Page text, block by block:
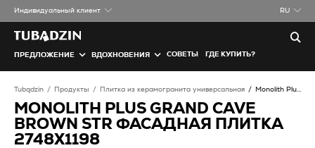
Индивидуальный клиент RU
ПРЕДЛОЖЕНИЕ ВДОХНОВЕНИЯ СОВЕТЫ ГДЕ КУПИТЬ?
Tubądzin Продукты Плитка из керамогранита универсальная Monolith Plus Grand Cave brown STR Фасадная плитка
MONOLITH PLUS GRAND CAVE
BROWN STR ФАСАДНАЯ ПЛИТКА
2748X1198